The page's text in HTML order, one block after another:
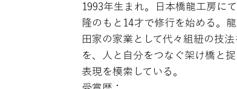
1993年生まれ。日本橋龍工房に
隆のもと14才で修行を始める。
田家の家業として代々組紐の技
を、人と自分をつなぐ架け橋と
表現を模索している。